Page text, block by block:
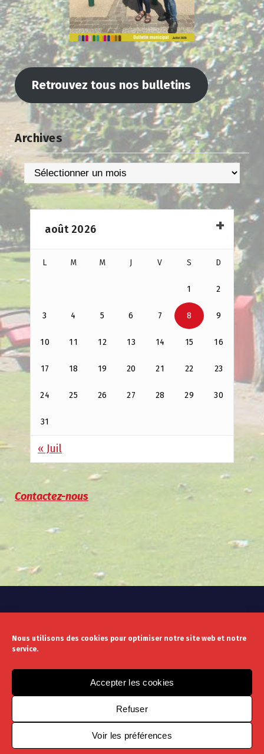
Nous utilisons des cookies pour optimiser notre site web et notre
service.
Accepter les cookies
Refuser
Voir les préférences
Retrouvez tous nos bulletins
Archives
Archives
août 2026
L M M J V S D
1 2
3 4 5 6 7 8 9
10 11 12 13 14 15 16
17 18 19 20 21 22 23
24 25 26 27 28 29 30
31
« Juil
Contactez-nous
Mentions légales
Politique de confidentialité
Copyright © 2021 - Design by Louben